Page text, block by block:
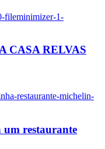
fileminimizer-1-
CASA RELVAS
restaurante-michelin-
um restaurante